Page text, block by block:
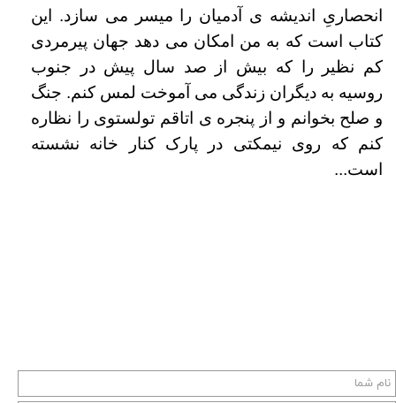
انحصاریِ اندیشه ی آدمیان را میسر می سازد. این
کتاب است که به من امکان می دهد جهان پیرمردی
کم نظیر را که بیش از صد سال پیش در جنوب
روسیه به دیگران زندگی می آموخت لمس کنم. جنگ
و صلح بخوانم و از پنجره ی اتاقم تولستوی را نظاره
کنم که روی نیمکتی در پارک کنار خانه نشسته
است...